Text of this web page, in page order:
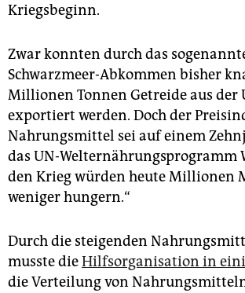
Kriegsbeginn.
Zwar konnten durch das
Schwarzmeer-Abkommen bisher
Millionen Tonnen Getreide aus der
exportiert werden. Doch der
Nahrungsmittel sei auf einem
das UN-Welternährungsprogramm
den Krieg würden heute Millionen
weniger hungern.“
Durch die steigenden
musste dieHilfsorganisation in
die Verteilung von